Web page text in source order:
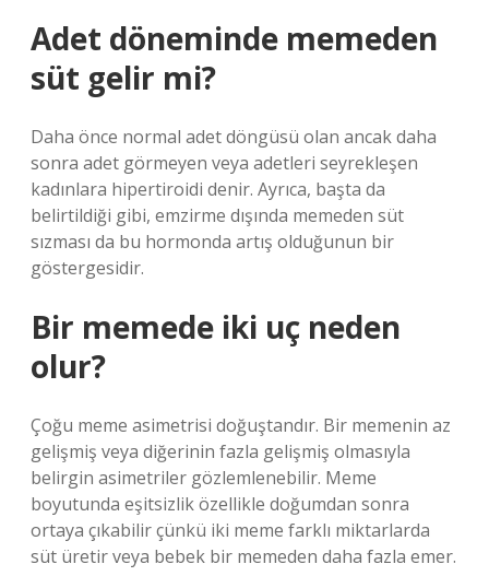
Adet döneminde memeden
süt gelir mi?
Daha önce normal adet döngüsü olan ancak daha
sonra adet görmeyen veya adetleri seyrekleşen
kadınlara hipertiroidi denir. Ayrıca, başta da
belirtildiği gibi, emzirme dışında memeden süt
sızması da bu hormonda artış olduğunun bir
göstergesidir.
Bir memede iki uç neden
olur?
Çoğu meme asimetrisi doğuştandır. Bir memenin az
gelişmiş veya diğerinin fazla gelişmiş olmasıyla
belirgin asimetriler gözlemlenebilir. Meme
boyutunda eşitsizlik özellikle doğumdan sonra
ortaya çıkabilir çünkü iki meme farklı miktarlarda
süt üretir veya bebek bir memeden daha fazla emer.